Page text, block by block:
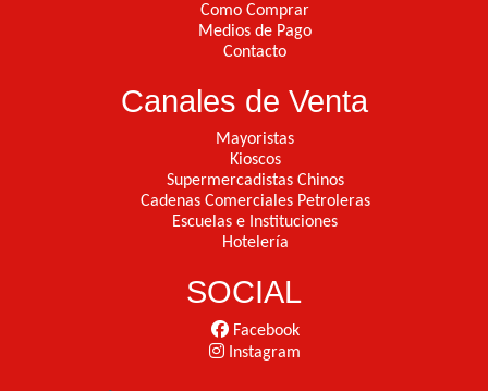
Como Comprar
Medios de Pago
Contacto
Canales de Venta
Mayoristas
Kioscos
Supermercadistas Chinos
Cadenas Comerciales Petroleras
Escuelas e Instituciones
Hotelería
SOCIAL
Facebook
Instagram